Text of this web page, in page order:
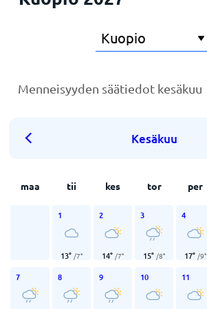
Menneisyyden säätiedot kesäkuu
Kesäkuu
maa tii kes tor per
1
13° /7°
2
14° /7°
3
15° /8°
4
17° /9°
7 8 9 10 11